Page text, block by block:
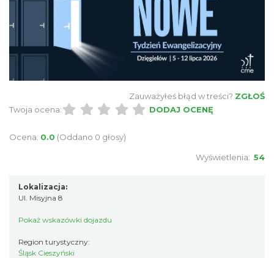
KOCIA SZAJKA FEST 2
2026-08-21
4.78 km
5.12 km
Zauważyłeś błąd w treści? ZGŁOŚ
Twoja ocena:
DODAJ OCENĘ
Ocena: 0.0 (Oddano 0 głosy)
Wyświetlenia: 54
Lokalizacja:
Ul. Misyjna 8
Pokaż wskazówki dojazdu
Region turystyczny:
Śląsk Cieszyński